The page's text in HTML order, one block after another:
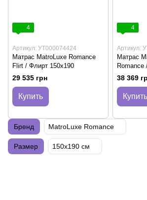
4
Артикул: УТ000074424
Матрас MatroLuxe Romance
Flirt / Флирт 150х190
29 535 грн
Купить
4
Артикул:
Матрас
Romance
38 369
Купить
Бренд MatroLuxe Romance
Размер 150х190 см